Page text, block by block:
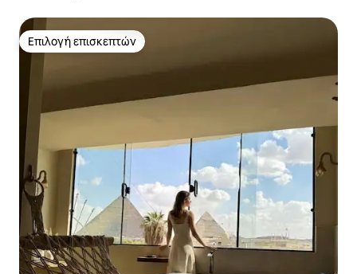
Επιλογή επισκεπτών
Επιλογή επισκεπτών